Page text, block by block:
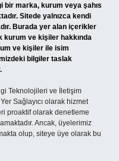
bir marka, kurum veya şahıs
Sitede yalnızca kendi
Burada yer alan içerikler
kurum ve kişiler hakkında
ve kişiler ile isim
bilgiler taslak
Teknolojileri ve İletişim
Sağlayıcı olarak hizmet
proaktif olarak denetleme
Ancak, üyelerimiz
olup, siteye üye olarak bu